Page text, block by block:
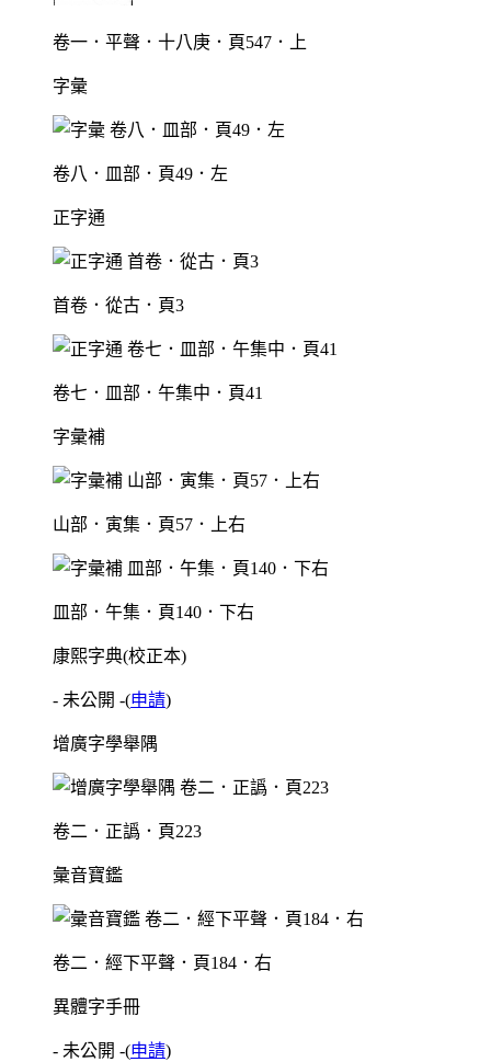
卷一．平聲．十八庚．頁547．上
字彙
卷八．皿部．頁49．左
正字通
首卷．從古．頁3
卷七．皿部．午集中．頁41
字彙補
山部．寅集．頁57．上右
皿部．午集．頁140．下右
康熙字典(校正本)
- 未公開 -(申請)
增廣字學舉隅
卷二．正譌．頁223
彙音寶鑑
卷二．經下平聲．頁184．右
異體字手冊
- 未公開 -(申請)